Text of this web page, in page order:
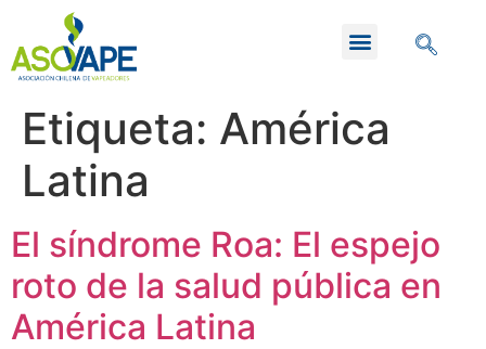
Etiqueta: América
Latina
El síndrome Roa: El espejo
roto de la salud pública en
América Latina